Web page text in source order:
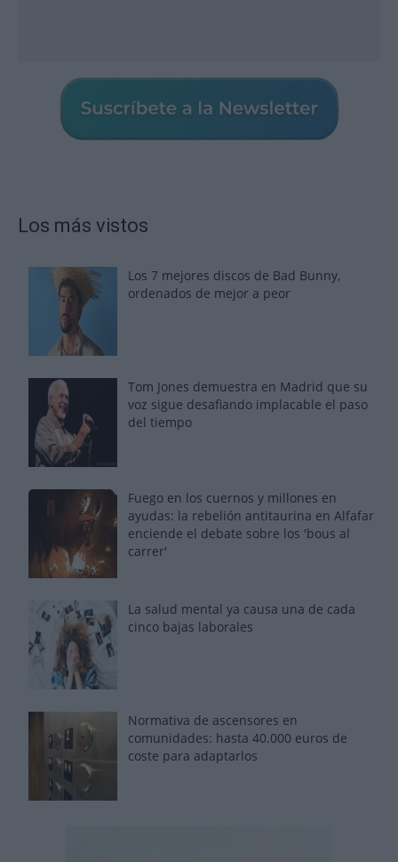
Los más vistos
Los 7 mejores discos de Bad Bunny,
ordenados de mejor a peor
Tom Jones demuestra en Madrid que su
voz sigue desafiando implacable el paso
del tiempo
Fuego en los cuernos y millones en
ayudas: la rebelión antitaurina en Alfafar
enciende el debate sobre los 'bous al
carrer'
La salud mental ya causa una de cada
cinco bajas laborales
Normativa de ascensores en
comunidades: hasta 40.000 euros de
coste para adaptarlos